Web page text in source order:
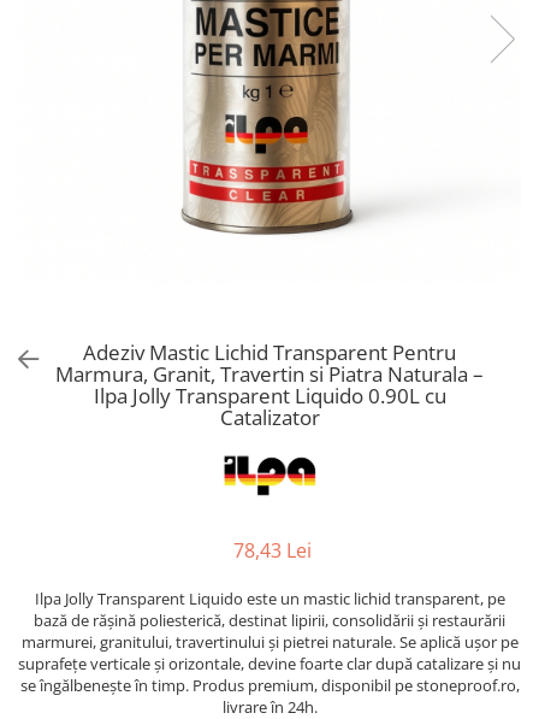
Adeziv Mastic Lichid Transparent Pentru
Marmura, Granit, Travertin si Piatra Naturala –
Ilpa Jolly Transparent Liquido 0.90L cu
Catalizator
78,43 Lei
Ilpa Jolly Transparent Liquido este un mastic lichid transparent, pe
bază de rășină poliesterică, destinat lipirii, consolidării și restaurării
marmurei, granitului, travertinului și pietrei naturale. Se aplică ușor pe
suprafețe verticale și orizontale, devine foarte clar după catalizare și nu
se îngălbenește în timp. Produs premium, disponibil pe stoneproof.ro,
livrare în 24h.